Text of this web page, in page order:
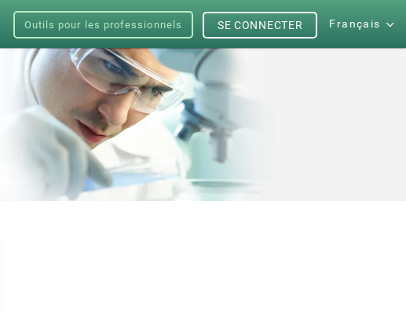
Outils pour les professionnels Français
SE CONNECTER